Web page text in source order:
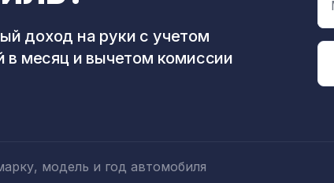
доход на руки с учетом
в месяц и вычетом комиссии
модель и год автомобиля